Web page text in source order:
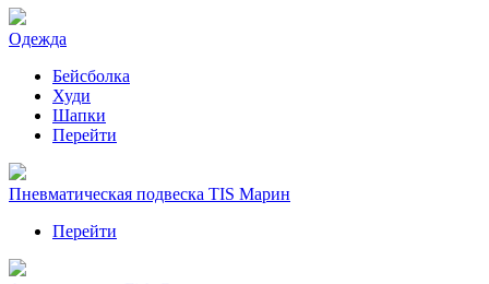
Одежда
Бейсболка
Худи
Шапки
Перейти
Пневматическая подвеска TIS Марин
Перейти